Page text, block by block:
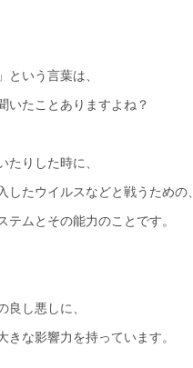
という言葉は、
いたことありますよね？
たりした時に、
したウイルスなどと戦うための、
テムとその能力のことです。
良し悪しに、
きな影響力を持っています。